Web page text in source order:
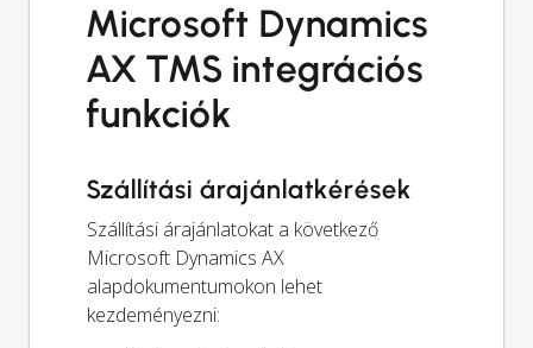
Microsoft Dynamics
AX TMS integrációs
funkciók
Szállítási árajánlatkérések
Szállítási árajánlatokat a következő
Microsoft Dynamics AX
alapdokumentumokon lehet
kezdeményezni: